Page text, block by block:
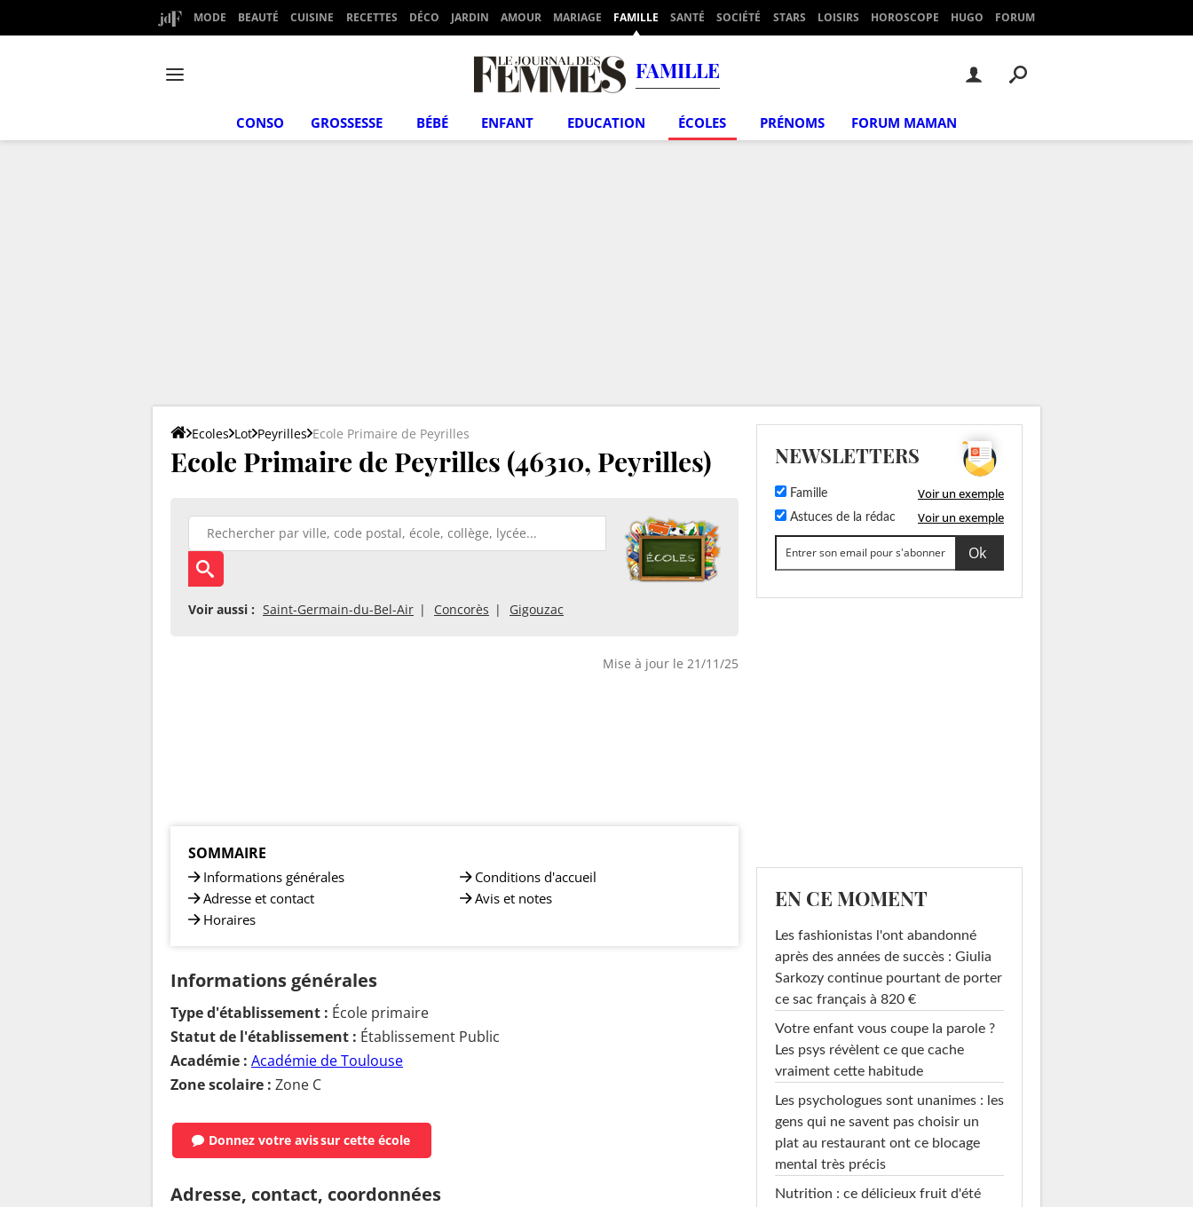
MODE BEAUTÉ CUISINE RECETTES DÉCO JARDIN AMOUR MARIAGE FAMILLE SANTÉ SOCIÉTÉ STARS LOISIRS HOROSCOPE HUGO FORUM
FAMILLE
CONSO GROSSESSE BÉBÉ ENFANT EDUCATION ÉCOLES PRÉNOMS FORUM MAMAN
Ecoles Lot Peyrilles Ecole Primaire de Peyrilles
Ecole Primaire de Peyrilles (46310, Peyrilles)
Voir aussi : Saint-Germain-du-Bel-Air Concorès Gigouzac
Mise à jour le 21/11/25
SOMMAIRE
Informations générales
Adresse et contact
Horaires
Conditions d'accueil
Avis et notes
Informations générales
Type d'établissement : École primaire
Statut de l'établissement : Établissement Public
Académie : Académie de Toulouse
Zone scolaire : Zone C
Donnez votre avissur cette école
Adresse, contact, coordonnées
NEWSLETTERS
Famille Voir un exemple
Astuces de la rédac Voir un exemple
EN CE MOMENT
Les fashionistas l'ont abandonné
après des années de succès : Giulia
Sarkozy continue pourtant de porter
ce sac français à 820 €
Votre enfant vous coupe la parole ?
Les psys révèlent ce que cache
vraiment cette habitude
Les psychologues sont unanimes : les
gens qui ne savent pas choisir un
plat au restaurant ont ce blocage
mental très précis
Nutrition : ce délicieux fruit d'été